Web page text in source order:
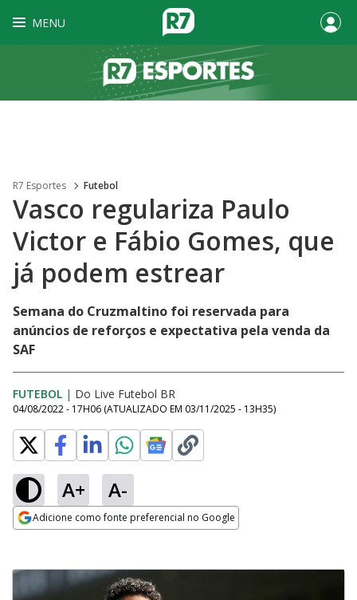
MENU
R7 Esportes Futebol
Vasco regulariza Paulo
Victor e Fábio Gomes, que
já podem estrear
Semana do Cruzmaltino foi reservada para
anúncios de reforços e expectativa pela venda da
SAF
FUTEBOL | Do Live Futebol BR
04/08/2022 - 17H06 (ATUALIZADO EM 03/11/2025 - 13H35)
A+ A-
Adicione como fonte preferencial no Google